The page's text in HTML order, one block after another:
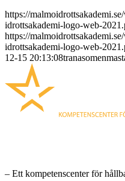
https://
idrottsakademi-logo-web-
https://
idrottsakademi-logo-web-
12-15 20:13:08
– Ett kompetenscenter för